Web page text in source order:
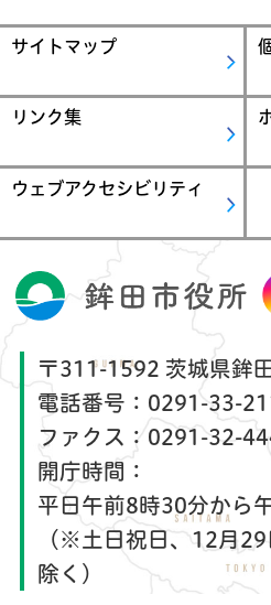
サイトマップ
リンク集
ウェブアクセシビリティ
〒311-1592 茨城県鉾
電話番号： 0291-33-
ファクス： 0291-32-
開庁時間：
平日午前8時30分から
（※土日祝日、12月
除く）